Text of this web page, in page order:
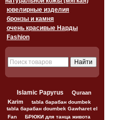
ювелирные изделия
бронзы и камня
очень красивые Нарды
Fashion
Islamic Papyrus
Quraan
Karim
tabla барабан doumbek
tabla барабан doumbek Gawharet el
Fan
БРЮКИ для танца живота